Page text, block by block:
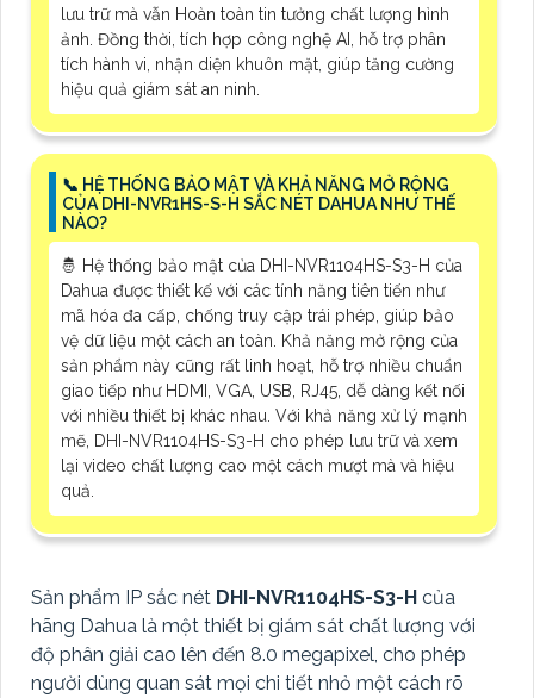
lưu trữ mà vẫn Hoàn toàn tin tưởng chất lượng hình
ảnh. Đồng thời, tích hợp công nghệ AI, hỗ trợ phân
tích hành vi, nhận diện khuôn mặt, giúp tăng cường
hiệu quả giám sát an ninh.
📞 HỆ THỐNG BẢO MẬT VÀ KHẢ NĂNG MỞ RỘNG
CỦA DHI-NVR1HS-S-H SẮC NÉT DAHUA NHƯ THẾ
NÀO?
🤴 Hệ thống bảo mật của DHI-NVR1104HS-S3-H của
Dahua được thiết kế với các tính năng tiên tiến như
mã hóa đa cấp, chống truy cập trái phép, giúp bảo
vệ dữ liệu một cách an toàn. Khả năng mở rộng của
sản phẩm này cũng rất linh hoạt, hỗ trợ nhiều chuẩn
giao tiếp như HDMI, VGA, USB, RJ45, dễ dàng kết nối
với nhiều thiết bị khác nhau. Với khả năng xử lý mạnh
mẽ, DHI-NVR1104HS-S3-H cho phép lưu trữ và xem
lại video chất lượng cao một cách mượt mà và hiệu
quả.
Sản phẩm IP sắc nét DHI-NVR1104HS-S3-H của
hãng Dahua là một thiết bị giám sát chất lượng với
độ phân giải cao lên đến 8.0 megapixel, cho phép
người dùng quan sát mọi chi tiết nhỏ một cách rõ